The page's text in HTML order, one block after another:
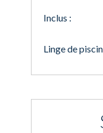
Inclus :
Linge de